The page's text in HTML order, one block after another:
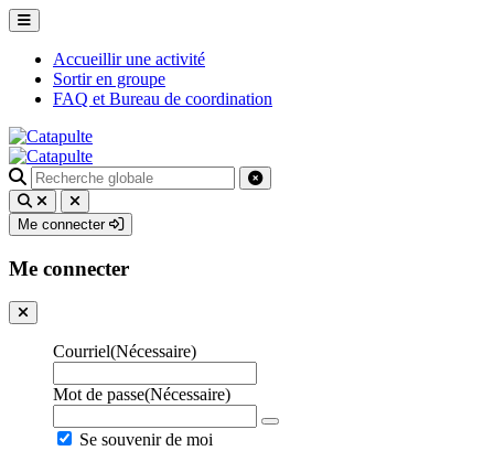
Accueillir une activité
Sortir en groupe
FAQ et Bureau de coordination
Recherche
pour
:
Me connecter
Me connecter
Courriel(Nécessaire)
Mot de passe(Nécessaire)
Se souvenir de moi